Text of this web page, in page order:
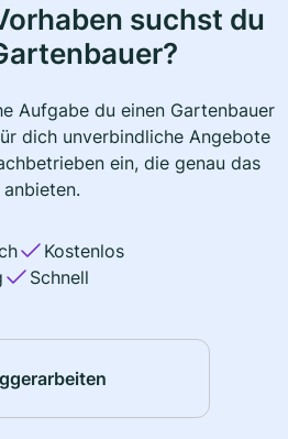
suchst du
Aufgabe du einen Gartenbauer
dich unverbindliche Angebote
ein, die genau das
anbieten.
Kostenlos
Schnell